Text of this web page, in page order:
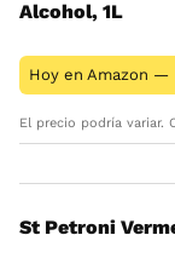
Alcohol, 1L
Hoy en Amazon —
El precio podría variar.
St Petroni